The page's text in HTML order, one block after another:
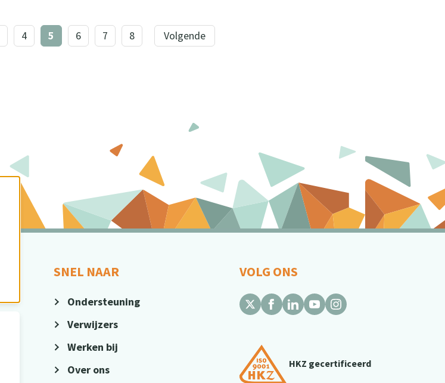
4 5 6 7 8 Volgende
SNEL NAAR
Ondersteuning
Verwijzers
Werken bij
Over ons
VOLG ONS
HKZ gecertificeerd